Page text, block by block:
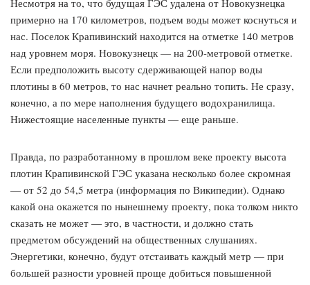
Несмотря на то, что будущая ГЭС удалена от Новокузнецка
примерно на 170 километров, подъем воды может коснуться и
нас. Поселок Крапивинский находится на отметке 140 метров
над уровнем моря. Новокузнецк — на 200-метровой отметке.
Если предположить высоту сдерживающей напор воды
плотины в 60 метров, то нас начнет реально топить. Не сразу,
конечно, а по мере наполнения будущего водохранилища.
Нижестоящие населенные пункты — еще раньше.
Правда, по разработанному в прошлом веке проекту высота
плотин Крапивинской ГЭС указана несколько более скромная
— от 52 до 54,5 метра (информация по Википедии). Однако
какой она окажется по нынешнему проекту, пока толком никто
сказать не может — это, в частности, и должно стать
предметом обсуждений на общественных слушаниях.
Энергетики, конечно, будут отстаивать каждый метр — при
большей разности уровней проще добиться повышенной